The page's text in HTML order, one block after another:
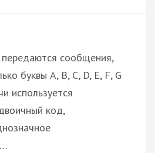
передаются сообщения,
буквы A, B, C, D, E, F, G
используется
код,